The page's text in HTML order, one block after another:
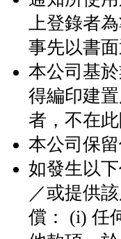
上登錄者
事先以書
本公司基
得編印建
者，不在
本公司保
如發生以
／或提供
償： (i) 任